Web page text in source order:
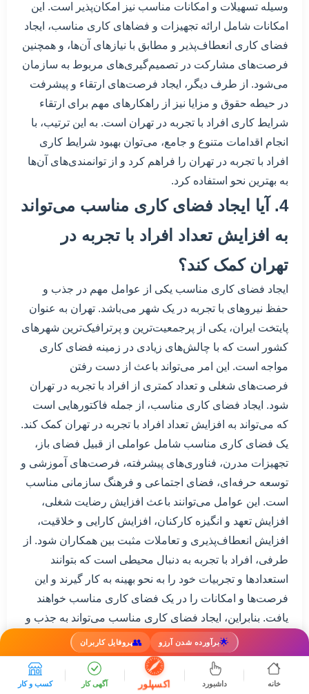
🌟برآورده شدن آرزو 👥پروفایل کاربران
خانه داشبورد اکسپلور آگهی کار کسب و کار
وسیله تسهیلات و امکانات مناسب نیز امکان‌پذیر است. این
امکانات شامل ارائه تجهیزات و فضاهای کاری مناسب، ایجاد
فضای کاری انعطاف‌پذیر و مطابق با نیازهای آن‌ها، و همچنین
فرصت‌های مشارکت در تصمیم‌گیری‌های مربوط به سازمان
می‌شود. از طرف دیگر، ایجاد فرصت‌های ارتقاء و پیشرفت
در حیطه حقوق و مزایا نیز از راهکار‌های مهم برای ارتقاء
شرایط کاری افراد با تجربه در تهران است. به این ترتیب، با
انجام اقدامات متنوع و جامع، می‌توان بهبود شرایط کاری
افراد با تجربه در تهران را فراهم کرد و از توانمندی‌های آن‌ها
به بهترین نحو استفاده کرد.
4. آیا ایجاد فضای کاری مناسب می‌تواند
به افزایش تعداد افراد با تجربه در
تهران کمک کند؟
ایجاد فضای کاری مناسب یکی از عوامل مهم در جذب و
حفظ نیروهای با تجربه در یک شهر می‌باشد. تهران به عنوان
پایتخت ایران، یکی از پرجمعیت‌ترین و پرترافیک‌ترین شهرهای
کشور است که با چالش‌های زیادی در زمینه فضای کاری
مواجه است. این امر می‌تواند باعث از دست رفتن
فرصت‌های شغلی و تعداد کمتری از افراد با تجربه در تهران
شود. ایجاد فضای کاری مناسب، از جمله فاکتورهایی است
که می‌تواند به افزایش تعداد افراد با تجربه در تهران کمک کند.
یک فضای کاری مناسب شامل عواملی از قبیل فضای باز،
تجهیزات مدرن، فناوری‌های پیشرفته، فرصت‌های آموزشی و
توسعه حرفه‌ای، فضای اجتماعی و فرهنگ سازمانی مناسب
است. این عوامل می‌توانند باعث افزایش رضایت شغلی،
افزایش تعهد و انگیزه کارکنان، افزایش کارایی و خلاقیت،
افزایش انعطاف‌پذیری و تعاملات مثبت بین همکاران شود. از
طرفی، افراد با تجربه به دنبال محیطی است که بتوانند
استعدادها و تجربیات خود را به نحو بهینه به کار گیرند و این
فرصت‌ها و امکانات را در یک فضای کاری مناسب خواهند
یافت. بنابراین، ایجاد فضای کاری مناسب می‌تواند به جذب و
نگهداری افراد با تجربه در تهران کمک کند و در نتیجه، به
توسعه و رشد صحیح شهر کمک کند.
5. چه راهکارهای دیگری برای جذب و